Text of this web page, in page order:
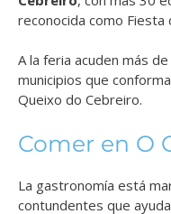
reconocida como
A la feria acuden más
municipios que
Queixo do Cebreiro.
Comer en O
La gastronomía está
contundentes que